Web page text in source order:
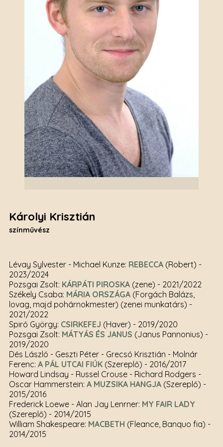
Károlyi Krisztián
színművész
Lévay Sylvester - Michael Kunze: REBECCA(Robert) -
2023/2024
Pozsgai Zsolt: KÁRPÁTI PIROSKA(zene) - 2021/2022
Székely Csaba: MÁRIA ORSZÁGA(Forgách Balázs,
lovag, majd pohárnokmester) (zenei munkatárs) -
2021/2022
Spiró György: CSIRKEFEJ (Haver) - 2019/2020
Pozsgai Zsolt: MÁTYÁS ÉS JANUS (Janus Pannonius) -
2019/2020
Dés László - Geszti Péter - Grecsó Krisztián - Molnár
Ferenc: A PÁL UTCAI FIÚK(Szereplő) - 2016/2017
Howard Lindsay - Russel Crouse - Richard Rodgers -
Oscar Hammerstein: A MUZSIKA HANGJA(Szereplő) -
2015/2016
Frederick Loewe - Alan Jay Lenrner: MY FAIR LADY
(Szereplő) - 2014/2015
William Shakespeare: MACBETH (Fleance, Banquo fia) -
2014/2015